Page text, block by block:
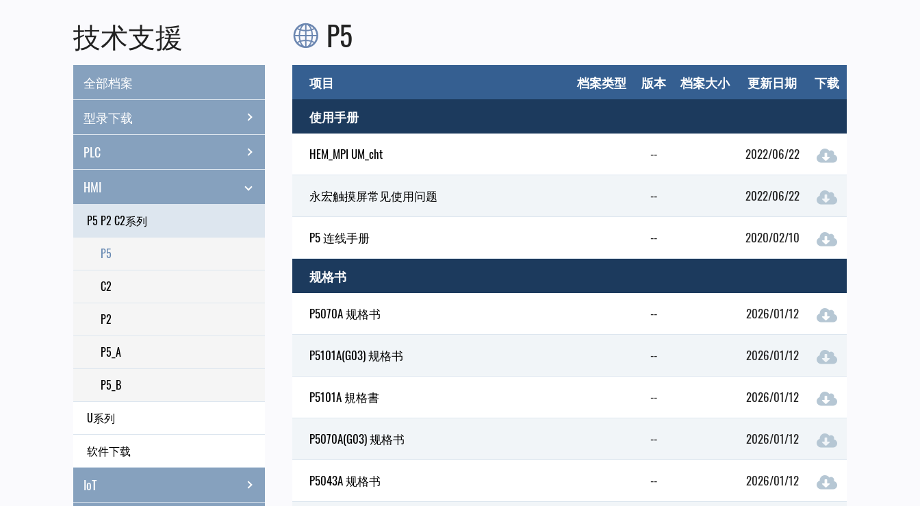
技术支援
全部档案
型录下载
PLC
HMI
P5 P2 C2系列
P5
C2
P2
P5_A
P5_B
U系列
软件下载
IoT
P5
项目 档案类型 版本 档案大小 更新日期
下载
使用手册
HEM_MPI UM_cht -- 2022/06/22
永宏触摸屏常见使用问题 -- 2022/06/22
P5 连线手册 -- 2020/02/10
规格书
P5070A 规格书 -- 2026/01/12
P5101A(G03) 规格书 -- 2026/01/12
P5101A 規格書 -- 2026/01/12
P5070A(G03) 规格书 -- 2026/01/12
P5043A 规格书 -- 2026/01/12